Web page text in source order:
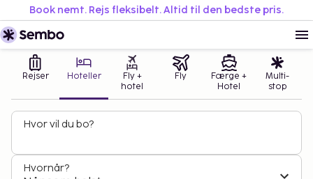
Book nemt. Rejs fleksibelt. Altid til den bedste pris.
Rejser Hoteller
Fly +
hotel
Fly
Færge +
Hotel
Multi-
stop
Hvor vil du bo?
Hvornår?